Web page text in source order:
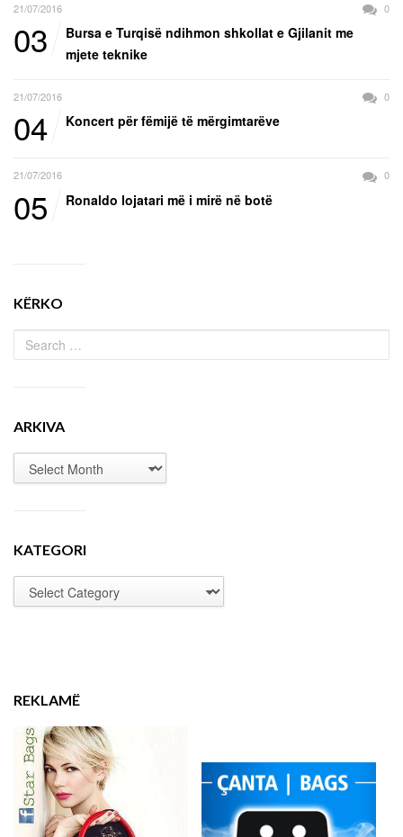
21/07/2016 0
03
Bursa e Turqisë ndihmon shkollat e Gjilanit me
mjete teknike
21/07/2016 0
04 Koncert për fëmijë të mërgimtarëve
21/07/2016 0
05 Ronaldo lojatari më i mirë në botë
KËRKO
ARKIVA
KATEGORI
REKLAMË